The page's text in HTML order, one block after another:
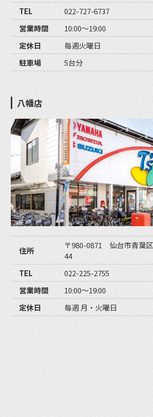
TEL
022-727-6737
営業時間
10:00〜19:00
定休日
毎週火曜日
駐車場
5台分
八幡店
住所
〒980-0871 仙台市青葉
44
TEL
022-225-2755
営業時間
10:00〜19:00
定休日
毎週 月・火曜日